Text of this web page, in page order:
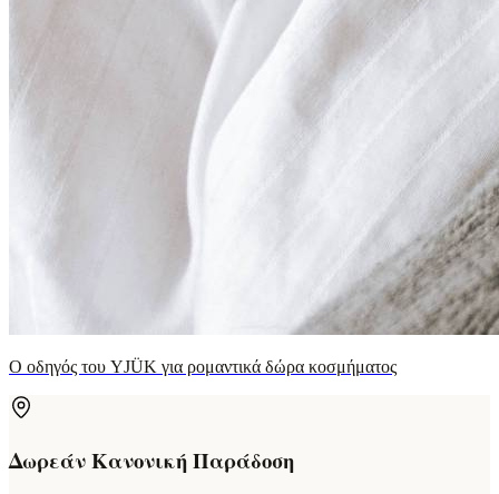
Ο οδηγός του YJÜK για ρομαντικά δώρα κοσμήματος
Δωρεάν Κανονική Παράδοση